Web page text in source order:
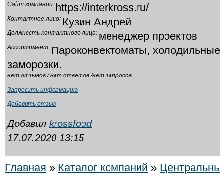
Сайт компании: https://interkross.ru/
Контактное лицо: Кузин Андрей
Должность контактного лица: менеджер проектов
Ассортимент: Пароконвектоматы,
заморозки.
нет отзывов / нет ответов /нет запросов
Запросить информацию
Добавить отзыв
Добавил krossfood
17.07.2020 13:15
Главная » Каталог компаний »